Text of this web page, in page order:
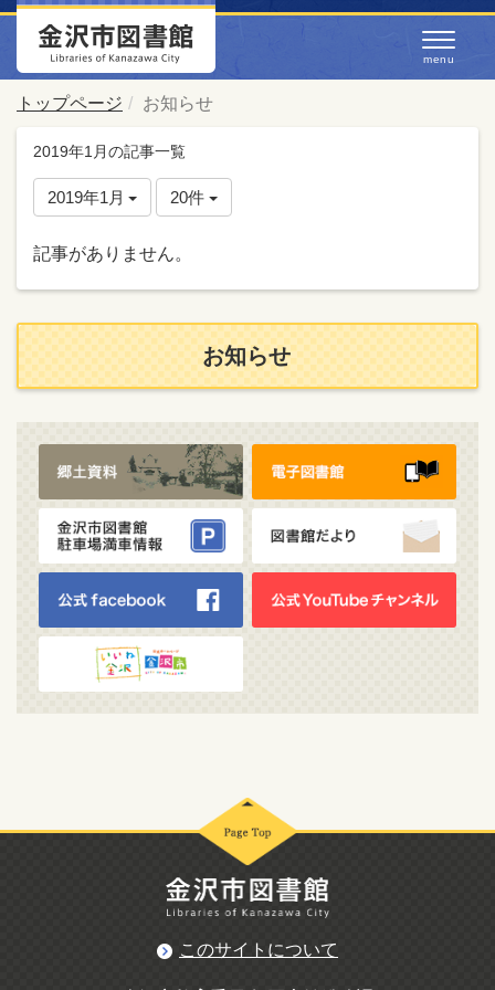
トップページ お知らせ
2019年1月の記事一覧
2019年1月 20件
記事がありません。
お知らせ
このサイトについて